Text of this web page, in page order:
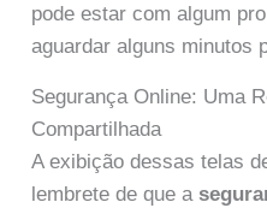
pode estar com algum
aguardar alguns minutos
Segurança Online: Uma
Compartilhada
A exibição dessas telas
lembrete de que a